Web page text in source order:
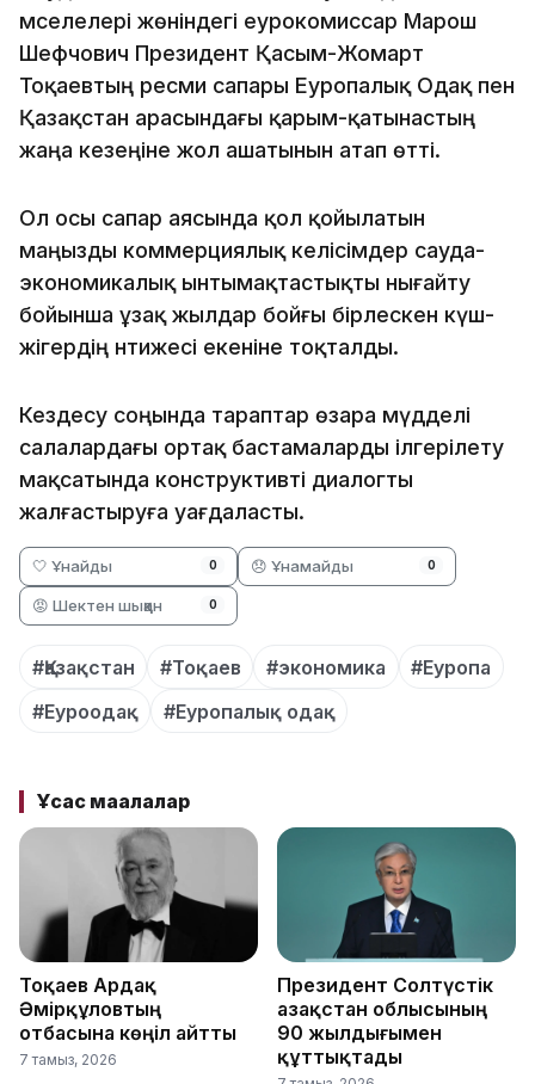
мәселелері жөніндегі еурокомиссар Марош
Шефчович Президент Қасым-Жомарт
Тоқаевтың ресми сапары Еуропалық Одақ пен
Қазақстан арасындағы қарым-қатынастың
жаңа кезеңіне жол ашатынын атап өтті.
Ол осы сапар аясында қол қойылатын
маңызды коммерциялық келісімдер сауда-
экономикалық ынтымақтастықты нығайту
бойынша ұзақ жылдар бойғы бірлескен күш-
жігердің нәтижесі екеніне тоқталды.
Кездесу соңында тараптар өзара мүдделі
салалардағы ортақ бастамаларды ілгерілету
мақсатында конструктивті диалогты
жалғастыруға уағдаласты.
🤍 Ұнайды 0 😞 Ұнамайды 0
😡 Шектен шыққан 0
#Қазақстан #Тоқаев #экономика
#Еуропа
#Еуроодақ
#Еуропалық одақ
Ұқсас мақалалар
Тоқаев Ардақ
Әмірқұловтың
отбасына көңіл айтты
7 тамыз, 2026
Президент Солтүстік
Қазақстан облысының
90 жылдығымен
құттықтады